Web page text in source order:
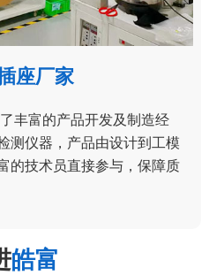
座厂家
丰富的产品开发及制造经
测仪器，产品由设计到工模
的技术员直接参与，保障质
皓富